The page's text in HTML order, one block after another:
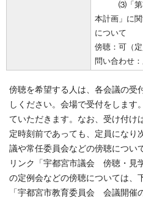
⑶「第3次
本計画」に関
について
傍聴：可（定
問い合わせ
傍聴を希望する人は、各会議の受
しください。会場で受付をします
ていただきます。なお、受け付け
定時刻前であっても、定員になり
議や常任委員会などの傍聴につい
リンク「宇都宮市議会 傍聴・見
の定例会などの傍聴については、
「宇都宮市教育委員会 会議開催